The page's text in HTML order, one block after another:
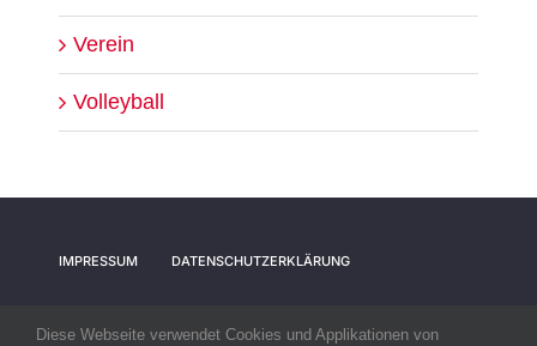
Verein
Volleyball
IMPRESSUM DATENSCHUTZERKLÄRUNG
Diese Webseite verwendet Cookies und Applikationen von